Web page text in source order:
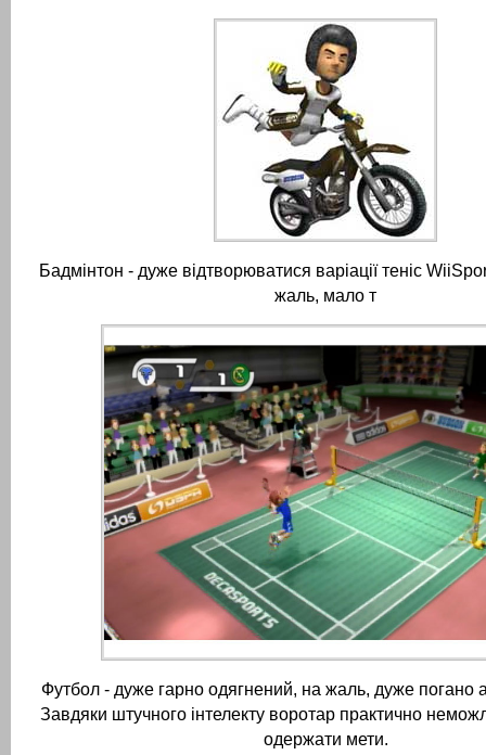
Бадмінтон - дуже відтворюватися варіації теніс
жаль, мало т
Футбол - дуже гарно одягнений, на жаль, дуже погано
Завдяки штучного інтелекту воротар практично
одержати мети.